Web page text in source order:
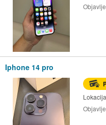
Iphone 14 pro